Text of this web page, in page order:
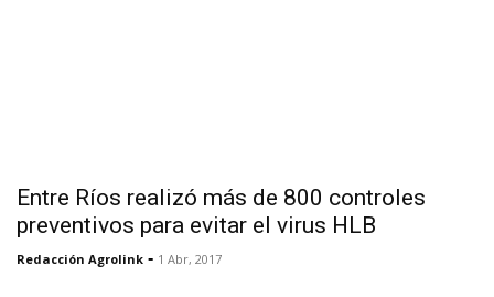
Entre Ríos realizó más de 800 controles
preventivos para evitar el virus HLB
Redacción Agrolink - 1 Abr, 2017